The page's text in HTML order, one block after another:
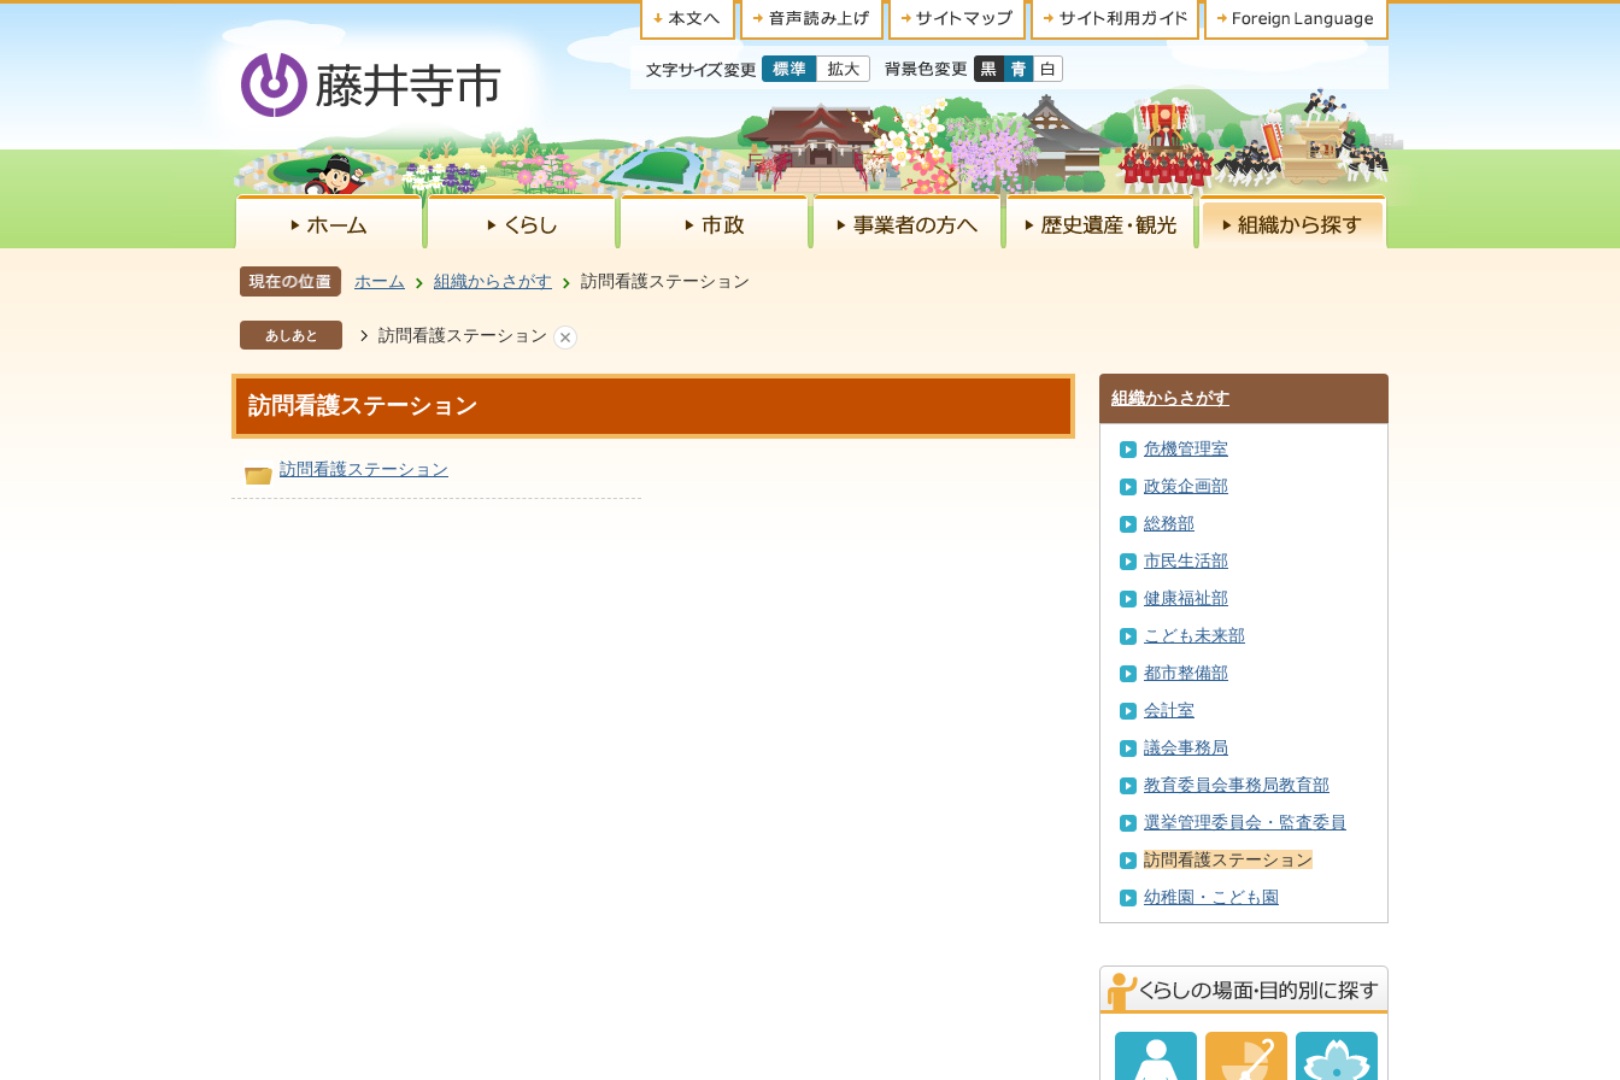
ホーム 組織からさがす 訪問看護ステーション
あしあと 訪問看護ステーション
訪問看護ステーション
訪問看護ステーション
組織からさがす
危機管理室
政策企画部
総務部
市民生活部
健康福祉部
こども未来部
都市整備部
会計室
議会事務局
教育委員会事務局教育部
選挙管理委員会・監査委員
訪問看護ステーション
幼稚園・こども園